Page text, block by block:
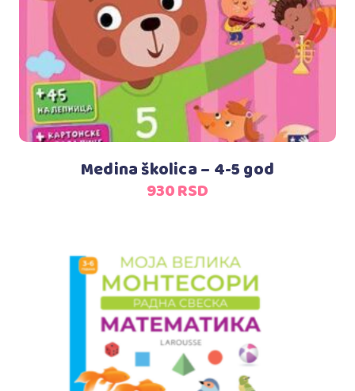
Medina školica – 4-5 god
930RSD
Dodaj u korpu